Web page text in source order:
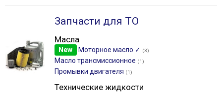
Запчасти для ТО
Масла
New Моторное масло ✓ (3)
Масло трансмиссионное (1)
Промывки двигателя (1)
Технические жидкости